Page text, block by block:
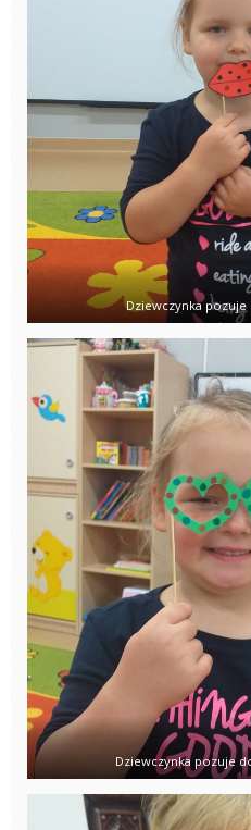
Dziewczynka pozuje
Dziewczynka pozuje